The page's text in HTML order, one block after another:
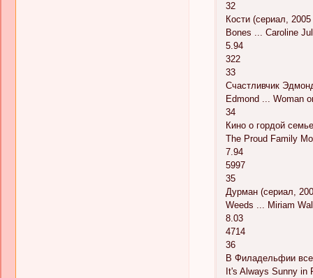
32
Кости (сериал,
Bones ... Caroline
5.94
322
33
Счастливчик
Edmond ... Woman
34
Кино о гордой
The Proud Family
7.94
5997
35
Дурман (сериал,
Weeds ... Miriam
8.03
4714
36
В Филадельфии
It's Always Sunny in